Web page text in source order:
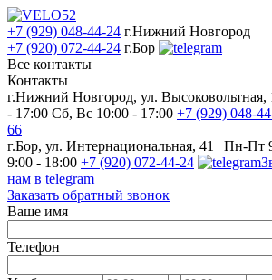
+7 (929) 048-44-24 г.Нижний Новгород
+7 (920) 072-44-24 г.Бор
Все контакты
Контакты
г.Нижний Новгород, ул.
- 17:00 Сб, Вс 10:00 - 17:00 +7 (929) 048-
66
г.Бор, ул. Интернациональная, 41 | Пн-Пт
9:00 - 18:00 +7 (920) 072-44-24
нам в telegram
Заказать обратный звонок
Ваше имя
Телефон